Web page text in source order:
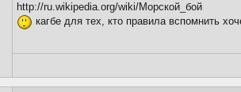
http://ru.wikipedia.org/wiki/Морской_бой
кагбе для тех, кто правила вспомнить